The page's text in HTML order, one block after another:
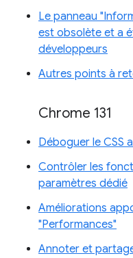
Le panneau
est obsolète et a
développeurs
Autres points à
Chrome 131
Déboguer le CSS
Contrôler les
paramètres dédié
Améliorations
"Performances"
Annoter et